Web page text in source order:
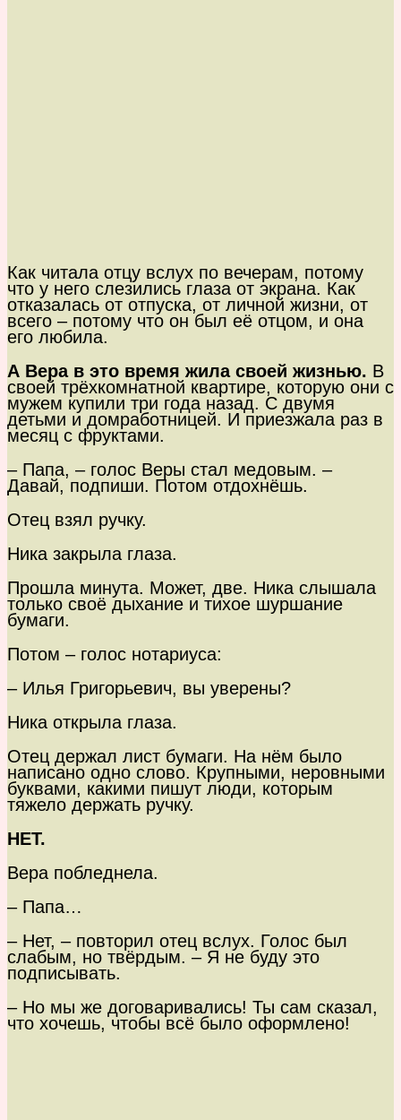
Как читала отцу вслух по вечерам, потому
что у него слезились глаза от экрана. Как
отказалась от отпуска, от личной жизни, от
всего – потому что он был её отцом, и она
его любила.
А Вера в это время жила своей жизнью. В
своей трёхкомнатной квартире, которую они с
мужем купили три года назад. С двумя
детьми и домработницей. И приезжала раз в
месяц с фруктами.
– Папа, – голос Веры стал медовым. –
Давай, подпиши. Потом отдохнёшь.
Отец взял ручку.
Ника закрыла глаза.
Прошла минута. Может, две. Ника слышала
только своё дыхание и тихое шуршание
бумаги.
Потом – голос нотариуса:
– Илья Григорьевич, вы уверены?
Ника открыла глаза.
Отец держал лист бумаги. На нём было
написано одно слово. Крупными, неровными
буквами, какими пишут люди, которым
тяжело держать ручку.
НЕТ.
Вера побледнела.
– Папа…
– Нет, – повторил отец вслух. Голос был
слабым, но твёрдым. – Я не буду это
подписывать.
– Но мы же договаривались! Ты сам сказал,
что хочешь, чтобы всё было оформлено!